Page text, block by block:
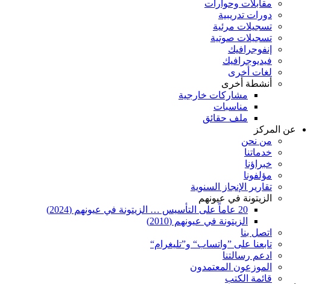
مقابلات وحوارات
دورات تدريبية
تسجيلات مرئية
تسجيلات صوتية
إنفوجرافيك
فيديوجرافيك
لغات أخرى
أنشطة أخرى
مشاركات خارجية
مناسبات
ملف حقائق
عن المركز
من نحن
خدماتنا
خبراؤنا
مؤلفونا
تقارير الإنجاز السنوية
الزيتونة في عيونهم
20 عاماً على التأسيس … الزيتونة في عيونهم (2024)
الزيتونة في عيونهم (2010)
اتصل بنا
تابعنا على ”واتساب“ و”تليغرام“
ادعم رسالتنا
الموزعون المعتمدون
قائمة الكتب